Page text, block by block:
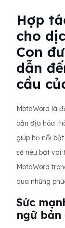
Hợp
cho
Con
dẫn
cầu
MotaWord là
bản địa hóa
giúp họ nổi
sẽ nêu bật vai
MotaWord
qua những
Sức
ngữ bản